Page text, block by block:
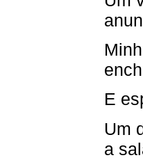
E
Um
a